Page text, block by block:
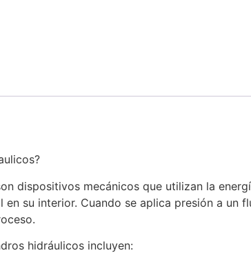
dispositivos mecánicos que utilizan la
en su interior. Cuando se aplica presión a
hidráulicos incluyen: